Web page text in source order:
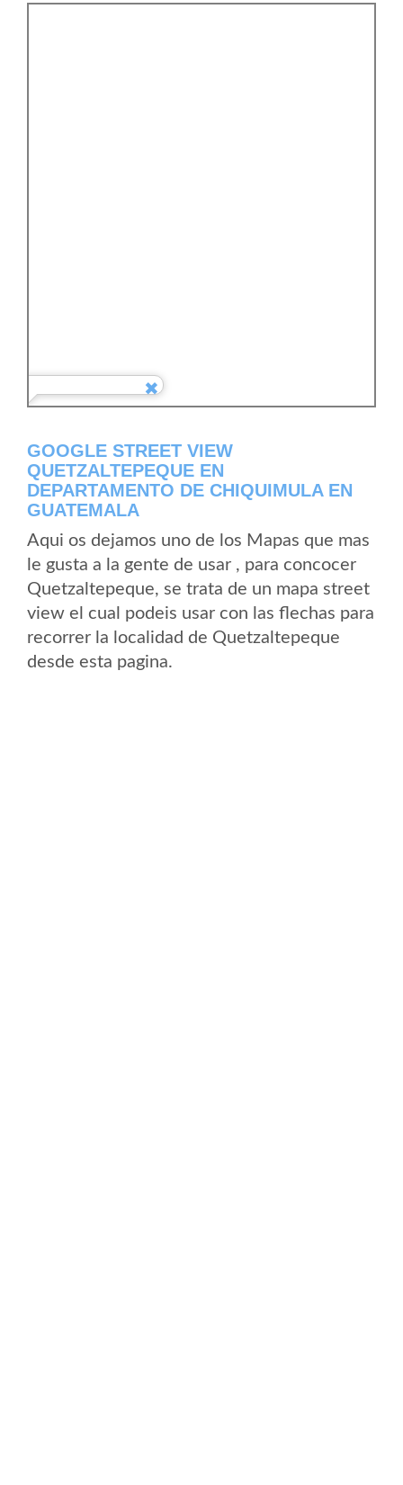
GOOGLE STREET VIEW
QUETZALTEPEQUE EN
DEPARTAMENTO DE CHIQUIMULA EN
GUATEMALA
Aqui os dejamos uno de los Mapas que mas
le gusta a la gente de usar , para concocer
Quetzaltepeque, se trata de un mapa street
view el cual podeis usar con las flechas para
recorrer la localidad de Quetzaltepeque
desde esta pagina.